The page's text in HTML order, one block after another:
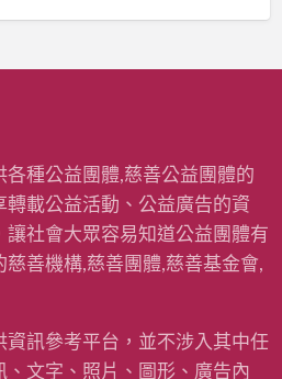
種公益團體,慈善公益團體的
載公益活動、公益廣告的資
社會大眾容易知道公益團體有
善機構,慈善團體,慈善基金會,
訊參考平台，並不涉入其中任
文字、照片、圖形、廣告內